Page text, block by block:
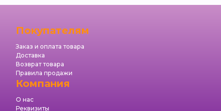
Покупателям
Заказ и оплата товара
Доставка
Возврат товара
Правила продажи
Компания
О нас
Реквизиты